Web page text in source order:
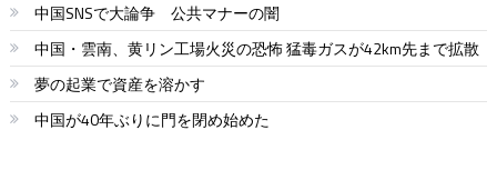
中国SNSで大論争 公共マナーの闇
中国・雲南、黄リン工場火災の恐怖 猛毒ガスが42km先まで拡散
夢の起業で資産を溶かす
中国が40年ぶりに門を閉め始めた